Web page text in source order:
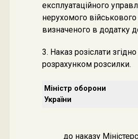
експлуатаційного
нерухомого
визначеного в додатку
3. Наказ розіслати згідно
розрахунком розсилки.
Міністр оборони
України
до наказу